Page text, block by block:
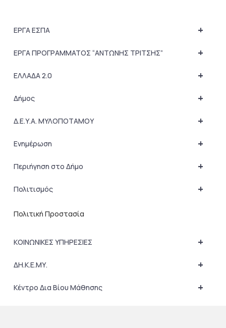
+
ΕΡΓΑ ΕΣΠΑ
+
ΕΡΓΑ ΠΡΟΓΡΑΜΜΑΤΟΣ “ΑΝΤΩΝΗΣ ΤΡΙΤΣΗΣ”
+
ΕΛΛΑΔΑ 2.0
+
Δήμος
+
Δ.Ε.Υ.Α. ΜΥΛΟΠΟΤΑΜΟΥ
+
Ενημέρωση
+
Περιήγηση στο Δήμο
+
Πολιτισμός
Πολιτική Προστασία
+
ΚΟΙΝΩΝΙΚΕΣ ΥΠΗΡΕΣΙΕΣ
+
ΔΗ.Κ.Ε.ΜΥ.
+
Κέντρο Δια Βίου Μάθησης